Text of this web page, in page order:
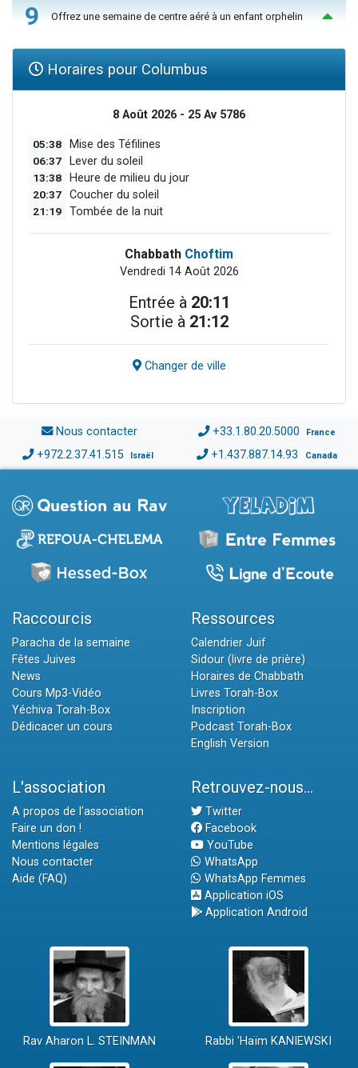
9 Offrez une semaine de centre aéré à un enfant orphelin
Horaires pour Columbus
8 Août 2026 - 25 Av 5786
05:38 Mise des Téfilines
06:37 Lever du soleil
13:38 Heure de milieu du jour
20:37 Coucher du soleil
21:19 Tombée de la nuit
Chabbath Choftim
Vendredi 14 Août 2026
Entrée à 20:11
Sortie à 21:12
Changer de ville
Nous contacter +33.1.80.20.5000 France
+972.2.37.41.515 Israël +1.437.887.14.93 Canada
Raccourcis
Paracha de la semaine
Fêtes Juives
News
Cours Mp3-Vidéo
Yéchiva Torah-Box
Dédicacer un cours
Ressources
Calendrier Juif
Sidour (livre de prière)
Horaires de Chabbath
Livres Torah-Box
Inscription
Podcast Torah-Box
English Version
L'association
A propos de l'association
Faire un don !
Mentions légales
Nous contacter
Aide (FAQ)
Retrouvez-nous...
Twitter
Facebook
YouTube
WhatsApp
WhatsApp Femmes
Application iOS
Application Android
Rav Aharon L. STEINMAN Rabbi 'Haïm KANIEWSKI